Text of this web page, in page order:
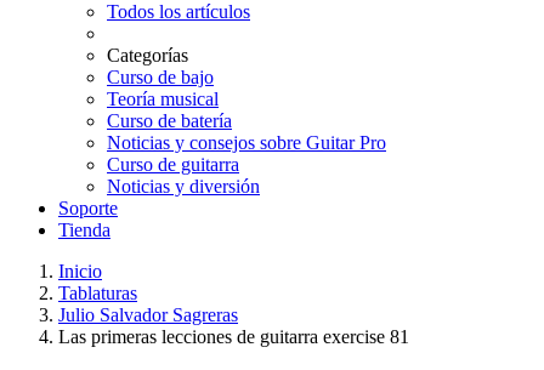
Todos los artículos
Categorías
Curso de bajo
Teoría musical
Curso de batería
Noticias y consejos sobre Guitar Pro
Curso de guitarra
Noticias y diversión
Soporte
Tienda
Inicio
Tablaturas
Julio Salvador Sagreras
Las primeras lecciones de guitarra exercise 81